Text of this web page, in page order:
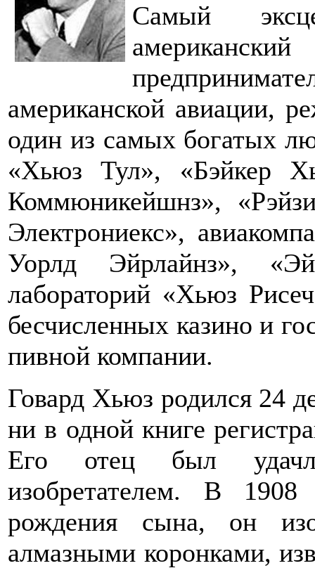
Самый
американской авиации,
один из самых богатых
«Хьюз Тул», «Бэйкер
Коммюникейшнз»,
Электрониекс»,
Уорлд Эйрлайнз»,
лабораторий «Хьюз
бесчисленных казино и
пивной компании.
Говард Хьюз родился 24
ни в одной книге
Его отец был
изобретателем. В
рождения сына, он
алмазными коронками,